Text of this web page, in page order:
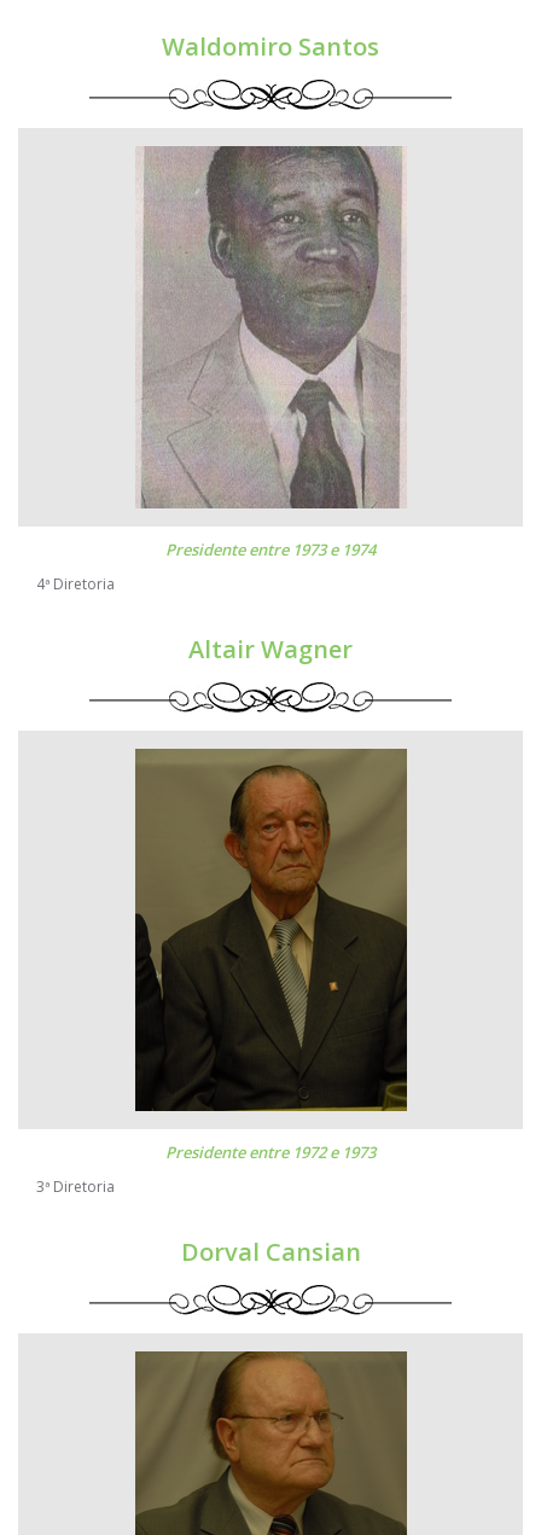
Waldomiro Santos
Presidente entre 1973 e 1974
4ª Diretoria
Altair Wagner
Presidente entre 1972 e 1973
3ª Diretoria
Dorval Cansian